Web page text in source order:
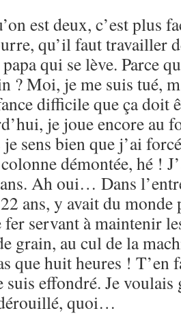
est deux, c’est plus
qu’il faut travailler
qui se lève. Parce
? Moi, je me suis tué,
difficile que ça doit
je joue encore au
sens bien que j’ai
démontée, hé !
Ah oui… Dans
ans, y avait du
fer servant à maintenir
grain, au cul de la
que huit heures ! T’en
effondré. Je voulais
quoi…